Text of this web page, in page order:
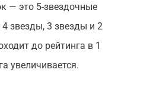
— это 5-звездочные
4 звезды, 3 звезды и 2
до рейтинга в 1
увеличивается.